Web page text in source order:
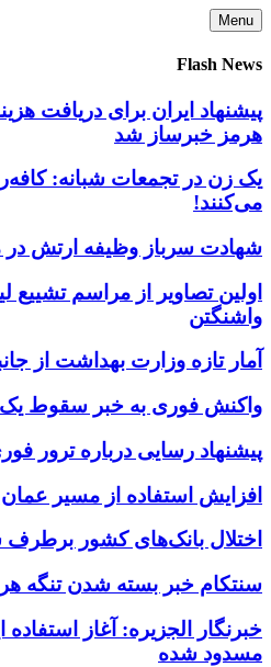
Skip
to
content
Menu
Flash News
پیشنهاد ایران برای دریافت
هرمز خبرساز شد
یک زن در تجمعات شبانه:
می‌کنند!
شهادت سرباز وظیفه ارتش در
اولین تصاویر از مراسم تشییع
واشنگتن
آمار تازه وزارت بهداشت از
واکنش فوری به خبر سقوط
پیشنهاد رسایی درباره ترور
افزایش استفاده از مسیر عمان
اختلال بانک‌های کشور
سنتکام خبر بسته شدن تنگه
خبرنگار الجزیره: آغاز استفاده
مسدود شده